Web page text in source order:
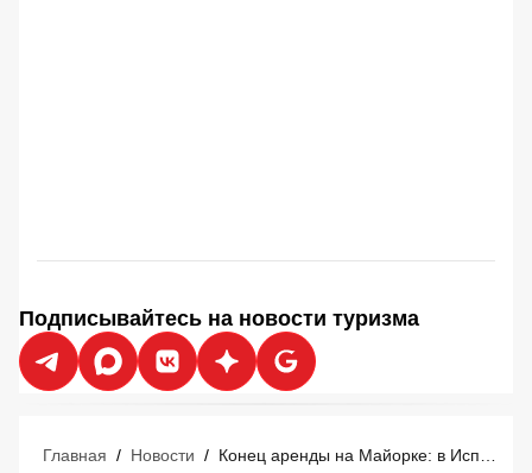
Подписывайтесь на новости туризма
Главная / Новости /